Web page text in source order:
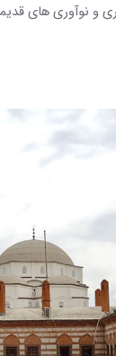
و نوآوری های